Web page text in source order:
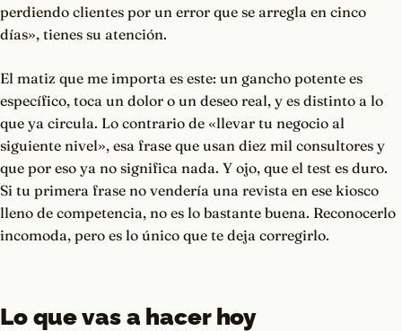
perdiendo clientes por un error que se arregla en cinco
días», tienes su atención.
El matiz que me importa es este: un gancho potente es
específico, toca un dolor o un deseo real, y es distinto a lo
que ya circula. Lo contrario de «llevar tu negocio al
siguiente nivel», esa frase que usan diez mil consultores y
que por eso ya no significa nada. Y ojo, que el test es duro.
Si tu primera frase no vendería una revista en ese kiosco
lleno de competencia, no es lo bastante buena. Reconocerlo
incomoda, pero es lo único que te deja corregirlo.
Lo que vas a hacer hoy